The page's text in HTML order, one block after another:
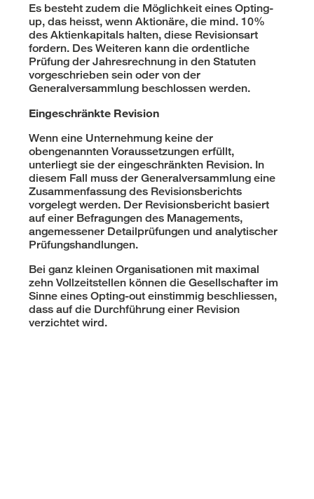
Es besteht zudem die Möglichkeit eines Opting-
up, das heisst, wenn Aktionäre, die mind. 10%
des Aktienkapitals halten, diese Revisionsart
fordern. Des Weiteren kann die ordentliche
Prüfung der Jahresrechnung in den Statuten
vorgeschrieben sein oder von der
Generalversammlung beschlossen werden.
Eingeschränkte Revision
Wenn eine Unternehmung keine der
obengenannten Voraussetzungen erfüllt,
unterliegt sie der eingeschränkten Revision. In
diesem Fall muss der Generalversammlung eine
Zusammenfassung des Revisionsberichts
vorgelegt werden. Der Revisionsbericht basiert
auf einer Befragungen des Managements,
angemessener Detailprüfungen und analytischer
Prüfungshandlungen.
Bei ganz kleinen Organisationen mit maximal
zehn Vollzeitstellen können die Gesellschafter im
Sinne eines Opting-out einstimmig beschliessen,
dass auf die Durchführung einer Revision
verzichtet wird.